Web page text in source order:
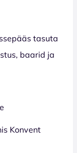
tasuta
baarid ja
Konvent